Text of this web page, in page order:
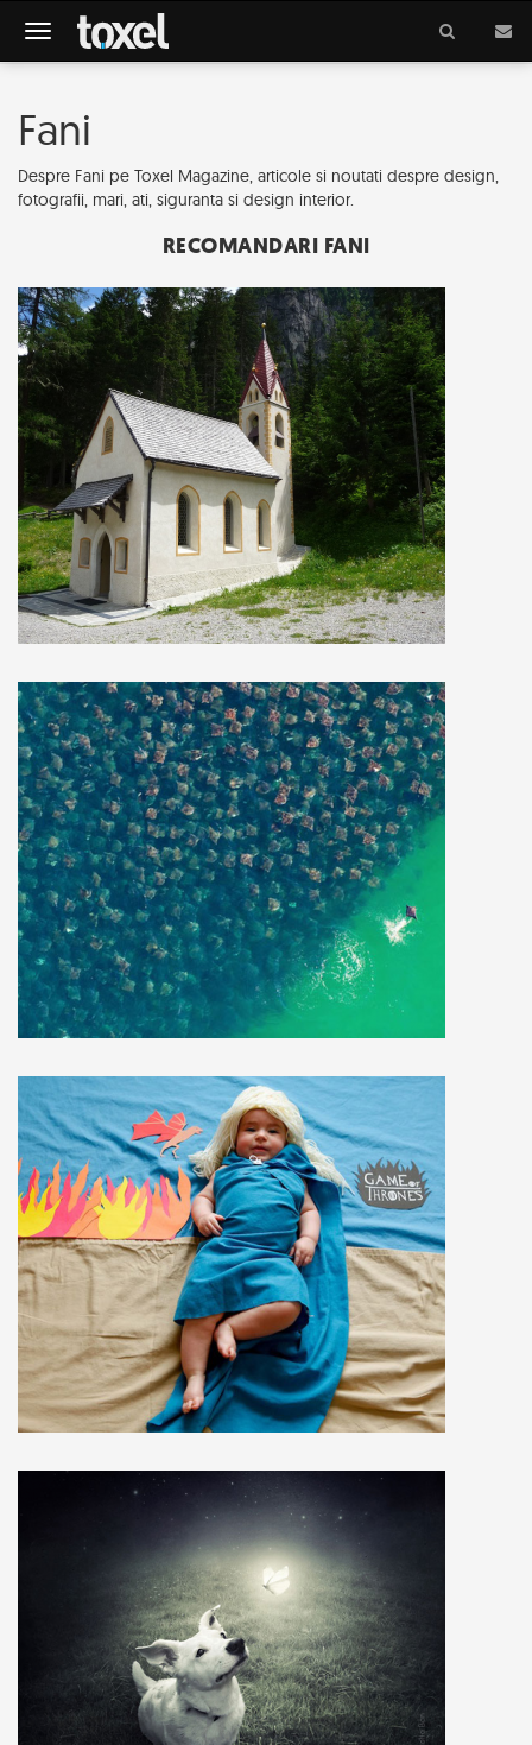
Meniu
Fani
Despre Fani pe Toxel Magazine, articole si noutati despre design,
fotografii, mari, ati, siguranta si design interior.
RECOMANDARI FANI